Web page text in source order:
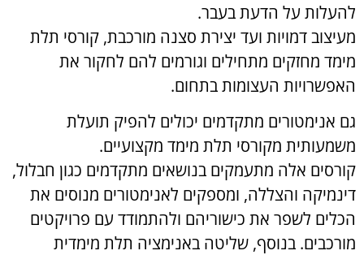
להעלות על הדעת בעבר.
מעיצוב דמויות ועד יצירת סצנה מורכבת, קורסי תלת
מימד מחזקים מתחילים וגורמים להם לחקור את
האפשרויות העצומות בתחום.
גם אנימטורים מתקדמים יכולים להפיק תועלת
משמעותית מקורסי תלת מימד מקצועיים.
קורסים אלה מתעמקים בנושאים מתקדמים כגון חבלול,
דינמיקה והצללה, ומספקים לאנימטורים מנוסים את
הכלים לשפר את כישוריהם ולהתמודד עם פרויקטים
מורכבים. בנוסף, שליטה באנימציה תלת מימדית